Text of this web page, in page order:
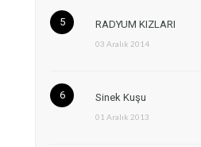
RADYUM KIZLARI
03 Aralık 2014
Sinek Kuşu
01 Aralık 2013